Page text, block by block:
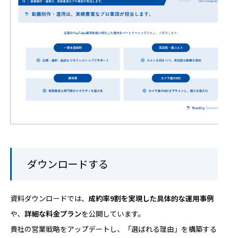
ダウンロードする
資料ダウンロードでは、 成約率9割を実現した具体的な運用事例
や、 詳細な料金プランを公開しています。
貴社の営業戦略をアップデートし、「選ばれる理由」を構築する